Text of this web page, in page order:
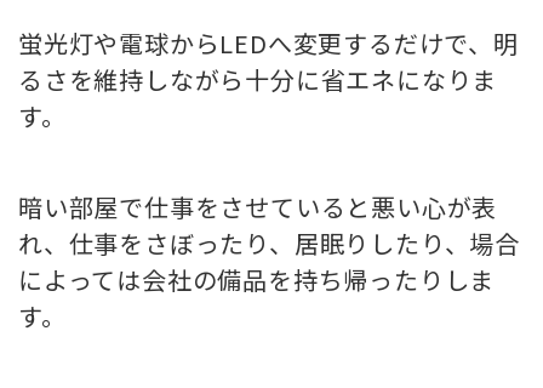
蛍光灯や電球からLEDへ変更するだけで、明
るさを維持しながら十分に省エネになりま
す。
暗い部屋で仕事をさせていると悪い心が表
れ、仕事をさぼったり、居眠りしたり、場合
によっては会社の備品を持ち帰ったりしま
す。